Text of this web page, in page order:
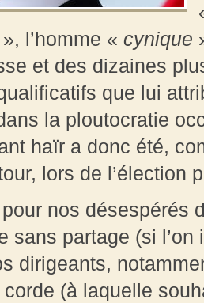
l’homme « cynique
et des dizaines
que lui
la ploutocratie
haïr a donc été,
lors de l’élection
nos désespérés
sans partage (si
dirigeants,
corde (à laquelle